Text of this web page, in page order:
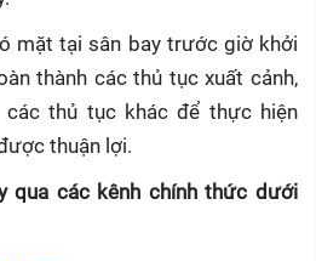
mặt tại sân bay trước giờ khởi
thành các thủ tục xuất cảnh,
các thủ tục khác để thực hiện
thuận lợi.
qua các kênh chính thức dưới